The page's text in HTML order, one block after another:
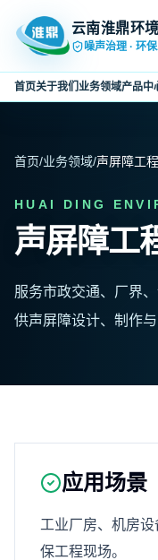
云南淮鼎环
噪声治理 · 环
首页关于我们业务领域产品中
首页/业务领域/声屏障工程
HUAI DING
声屏障工
服务市政交通、厂界
供声屏障设计、制作与
应用场景
工业厂房、机房
保工程现场。